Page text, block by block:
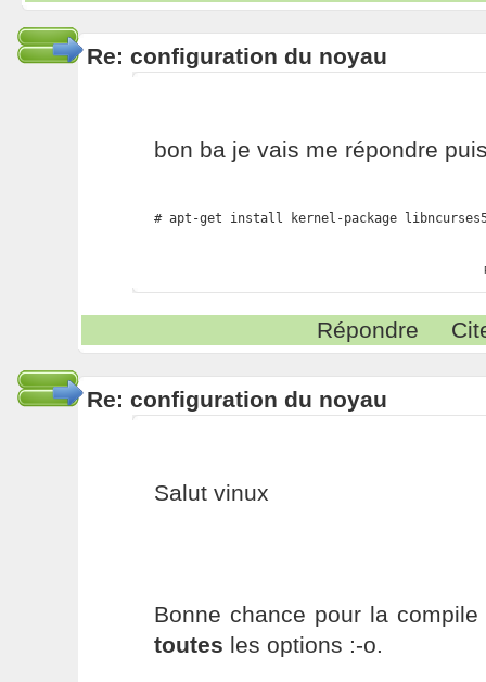
Re: configuration du noyau
bon ba je vais me répondre
# apt-get install kernel-package
Répondre
Re: configuration du noyau
Salut vinux
Bonne chance pour la
toutes les options :-o.